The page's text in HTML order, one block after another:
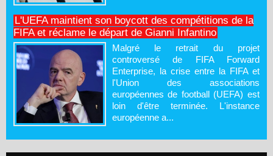
L'UEFA maintient son boycott des compétitions de la
FIFA et réclame le départ de Gianni Infantino
Malgré le retrait du projet
controversé de FIFA Forward
Enterprise, la crise entre la FIFA et
l'Union des associations
européennes de football (UEFA) est
loin d'être terminée. L'instance
européenne a...